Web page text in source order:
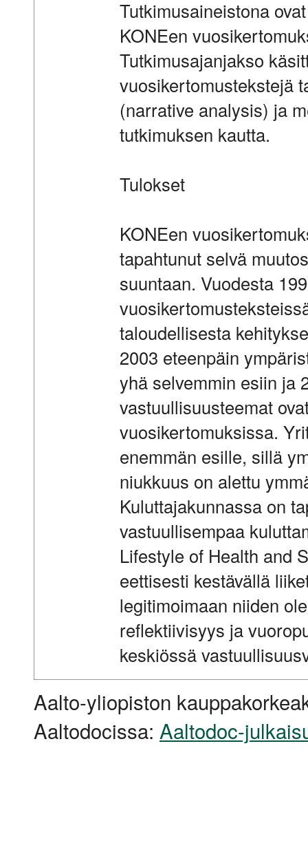
Tutkimusaineistona
KONEen
Tutkimusajanjakso
vuosikertomustekstejä
(narrative analysis) ja
tutkimuksen kautta.
Tulokset
KONEen
tapahtunut selvä
suuntaan. Vuodesta
taloudellisesta
2003 eteenpäin
yhä selvemmin esiin ja
vastuullisuusteemat
vuosikertomuksissa.
enemmän esille, sillä
niukkuus on alettu
Kuluttajakunnassa on
vastuullisempaa
Lifestyle of Health and
eettisesti kestävällä
legitimoimaan niiden
reflektiivisyys ja
keskiössä
Aalto-yliopiston
Aaltodocissa: Aaltodoc-